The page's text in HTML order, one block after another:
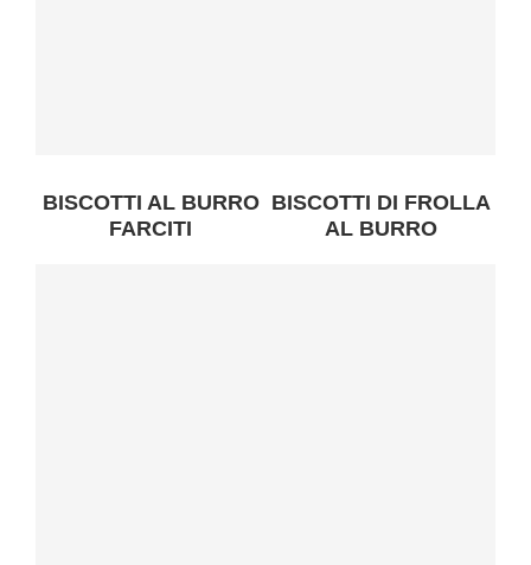
BISCOTTI AL BURRO
FARCITI
BISCOTTI DI FROLLA
AL BURRO